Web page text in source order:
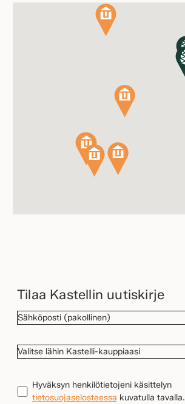
Tilaa Kastellin uutiskirje
SÄHKÖPOSTI(Pakollinen)
VALITSE
KAUPPIAASI
TIETOSUOJA(Pakollinen)
Hyväksyn henkilötietojeni käsittelyn
tietosuojaselosteessa kuvatulla tavalla.